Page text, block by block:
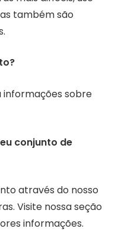
também são
informações sobre
conjunto de
através do nosso
Visite nossa seção
informações.